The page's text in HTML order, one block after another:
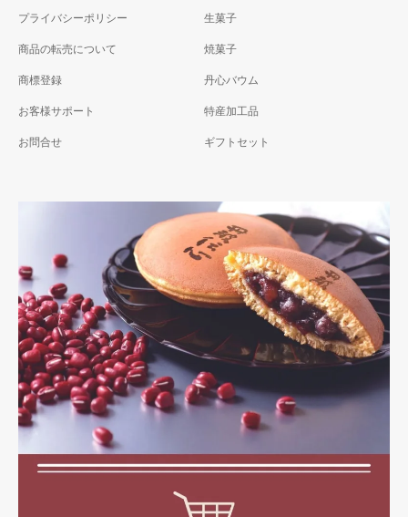
プライバシーポリシー
商品の転売について
商標登録
お客様サポート
お問合せ
生菓子
焼菓子
丹心バウム
特産加工品
ギフトセット